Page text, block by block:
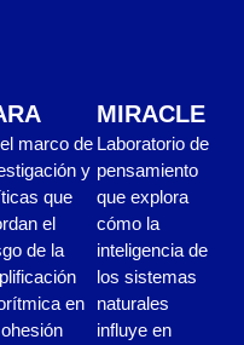
marco de
y
que
el
de la
en
MIRACLE
Laboratorio de
pensamiento
que explora
cómo la
inteligencia de
los sistemas
naturales
influye en